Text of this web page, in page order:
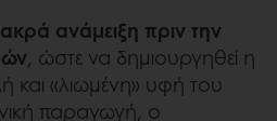
ανάμειξη πριν την
, ώστε να δημιουργηθεί η
και «λιωμένη» υφή του
παραγωγή, ο